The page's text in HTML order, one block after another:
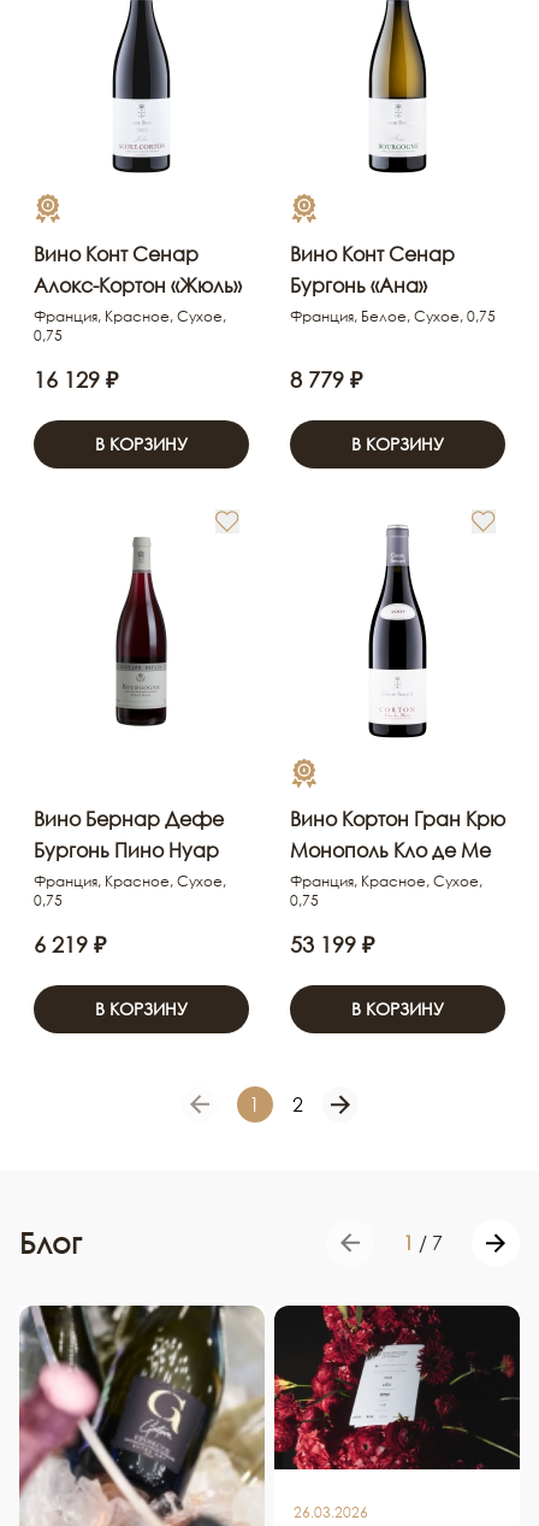
Вино Конт Сенар
Алокс-Кортон «Жюль»
Франция, Красное, Сухое,
0,75
16 129 ₽
В КОРЗИНУ
Вино Конт Сенар
Бургонь «Ана»
Франция, Белое, Сухое, 0,75
8 779 ₽
В КОРЗИНУ
Вино Бернар Дефе
Бургонь Пино Нуар
Франция, Красное, Сухое,
0,75
6 219 ₽
В КОРЗИНУ
Вино Кортон Гран Крю
Монополь Кло де Ме
Франция, Красное, Сухое,
0,75
53 199 ₽
В КОРЗИНУ
1 2
Блог 1 / 7
26.03.2026